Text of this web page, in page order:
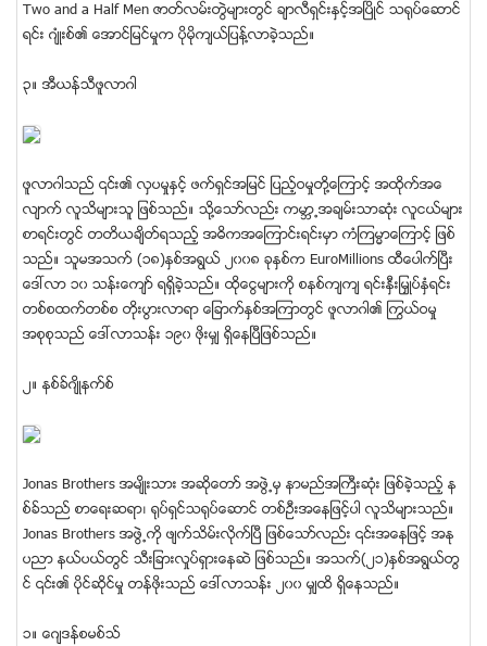
Two and a Half Men ဇာတ္လမ္းတြဲမ်ားတြင္ ခ်ာလီရွင္းႏွင့္အၿပိဳင္ သရုပ္ေဆာင္
ရင္း ဂ်ံဳးစ္၏ ေအာင္ျမင္မႈက ပိုမိုက်ယ္ျပန္႔လာခဲ့သည္။
၃။ အီယန္သီဖူလာဂါ
ဖူလာဂါသည္ ၎၏ လွပမႈႏွင့္ ဖက္ရွင္အျမင္ ျပည့္ဝမႈတို႔ေၾကာင့္ အထိုက္အေ
လ်ာက္ လူသိမ်ားသူ ျဖစ္သည္။ သို႔ေသာ္လည္း ကမာၻ႕အခ်မ္းသာဆံုး လူငယ္မ်ား
စာရင္းတြင္ တတိယခ်ိတ္ရသည့္ အဓိကအေၾကာင္းရင္းမွာ ကံၾကမၼာေၾကာင့္ ျဖစ္
သည္။ သူမအသက္ (၁၈)ႏွစ္အရြယ္ ၂၀၀၈ ခုႏွစ္က EuroMillions ထီေပါက္ၿပီး
ေဒၚလာ ၁၀ သန္းေက်ာ္ ရရွိခဲ့သည္။ ထုိေငြမ်ားကို စနစ္က်က် ရင္းႏွီးျမႇဳပ္ႏွံရင္း
တစ္စထက္တစ္စ တိုးပြားလာရာ ေျခာက္ႏွစ္အၾကာတြင္ ဖူလာဂါ၏ ႂကြယ္ဝမႈ
အစုစုသည္ ေဒၚလာသန္း ၁၉၀ ဖိုးမွ် ရွိေနၿပီျဖစ္သည္။
၂။ နစ္ခ္ဂ်ိဳနက္စ္
Jonas Brothers အမ်ိဳးသား အဆိုေတာ္ အဖြဲ႕မွ နာမည္အႀကီးဆံုး ျဖစ္ခဲ့သည့္ န
စ္ခ္သည္ စာေရးဆရာ၊ ႐ုပ္ရွင္သ႐ုပ္ေဆာင္ တစ္ဦးအေနျဖင့္ပါ လူသိမ်ားသည္။
Jonas Brothers အဖြဲ႕ကို ဖ်က္သိမ္းလိုက္ၿပီ ျဖစ္ေသာ္လည္း ၎အေနျဖင့္ အႏု
ပညာ နယ္ပယ္တြင္ သီးျခားလႈပ္ရွားေနဆဲ ျဖစ္သည္။ အသက္(၂၁)ႏွစ္အရြယ္တြ
င္ ၎၏ ပိုင္ဆုိင္မႈ တန္ဖိုးသည္ ေဒၚလာသန္း ၂၀၀ မွ်ထိ ရွိေနသည္။
၁။ ေဂ်ဒန္စမစ္သ္